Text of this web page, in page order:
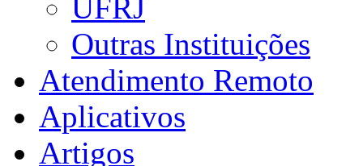
UFRJ
Outras Instituições
Atendimento Remoto
Aplicativos
Artigos